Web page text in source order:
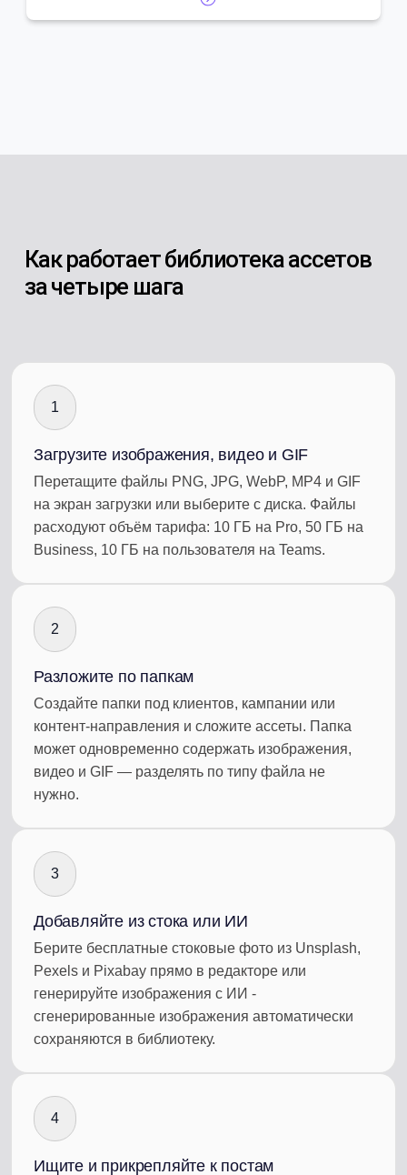
Как работает библиотека ассетов
за четыре шага
1
Загрузите изображения, видео и GIF
Перетащите файлы PNG, JPG, WebP, MP4 и GIF
на экран загрузки или выберите с диска. Файлы
расходуют объём тарифа: 10 ГБ на Pro, 50 ГБ на
Business, 10 ГБ на пользователя на Teams.
2
Разложите по папкам
Создайте папки под клиентов, кампании или
контент-направления и сложите ассеты. Папка
может одновременно содержать изображения,
видео и GIF — разделять по типу файла не
нужно.
3
Добавляйте из стока или ИИ
Берите бесплатные стоковые фото из Unsplash,
Pexels и Pixabay прямо в редакторе или
генерируйте изображения с ИИ -
сгенерированные изображения автоматически
сохраняются в библиотеку.
4
Ищите и прикрепляйте к постам